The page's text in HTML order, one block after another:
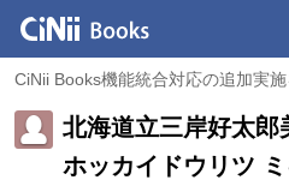
CiNii Books機能統合対応の追加実
北海道立三岸好太郎
ホッカイドウリツ